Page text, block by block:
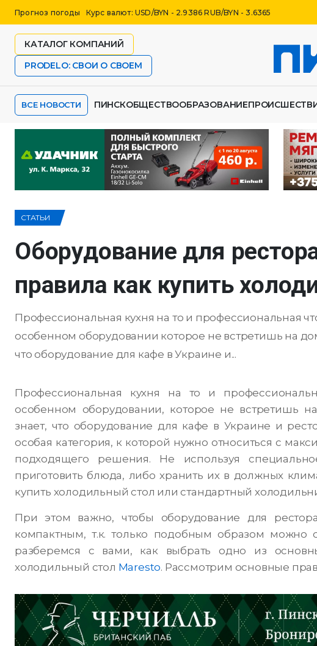
Прогноз погоды Курс валют: USD/BYN - 2.9386 RUB/BYN - 3.6365
КАТАЛОГ КОМПАНИЙ
PRODELO: СВОИ О СВОЕМ
ВСЕ НОВОСТИ ПИНСКОБЩЕСТВООБРАЗОВАНИЕ
СТАТЬИ
Оборудование для
правила как купить
Профессиональная кухня на то и профессиональная
особенном оборудовании которое не встретишь на
что оборудование для кафе в Украине и...
Профессиональная кухня на то и
особенном оборудовании, которое не встретишь
знает, что оборудование для кафе в Украине и
особая категория, к которой нужно относиться с
подходящего решения. Не используя
приготовить блюда, либо хранить их в должных
купить холодильный стол или стандартный
При этом важно, чтобы оборудование для
компактным, т.к. только подобным образом можно
разберемся с вами, как выбрать одно из
холодильный стол Maresto. Рассмотрим основные